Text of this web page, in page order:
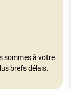
sommes à votre
brefs délais.